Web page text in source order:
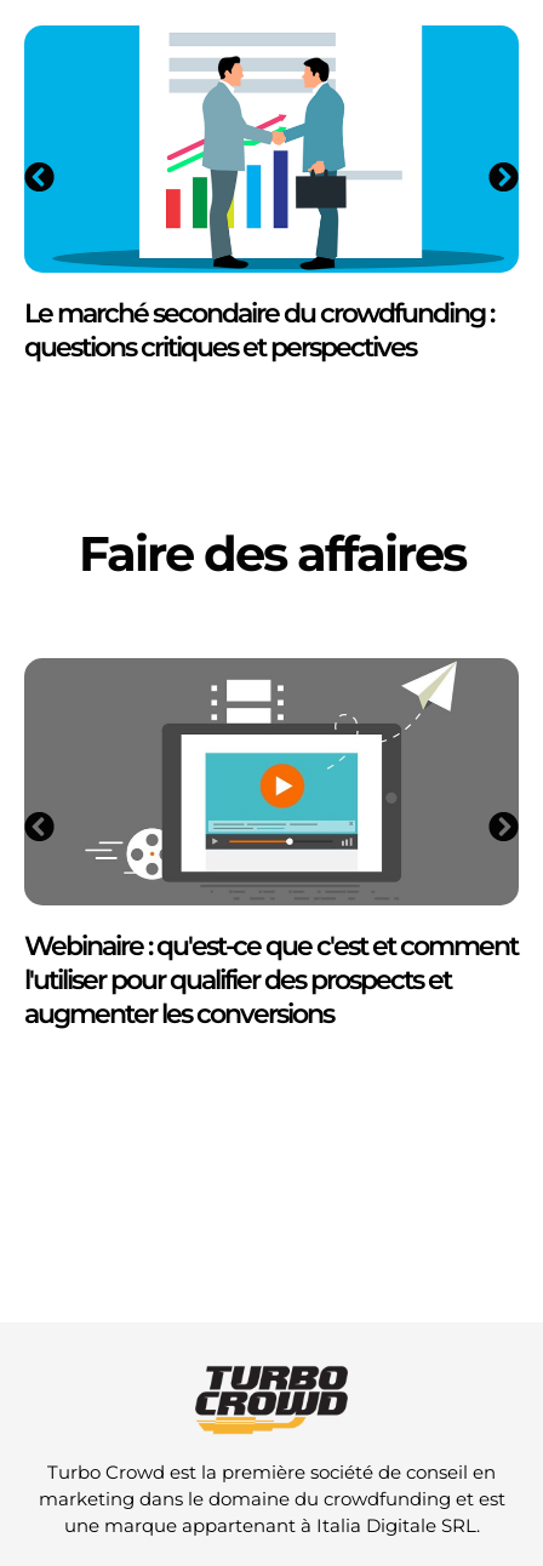
Le marché secondaire du crowdfunding :
questions critiques et perspectives
Faire des affaires
Webinaire : qu'est-ce que c'est et comment
l'utiliser pour qualifier des prospects et
augmenter les conversions
Turbo Crowd est la première société de conseil en
marketing dans le domaine du crowdfunding et est
une marque appartenant à Italia Digitale SRL.